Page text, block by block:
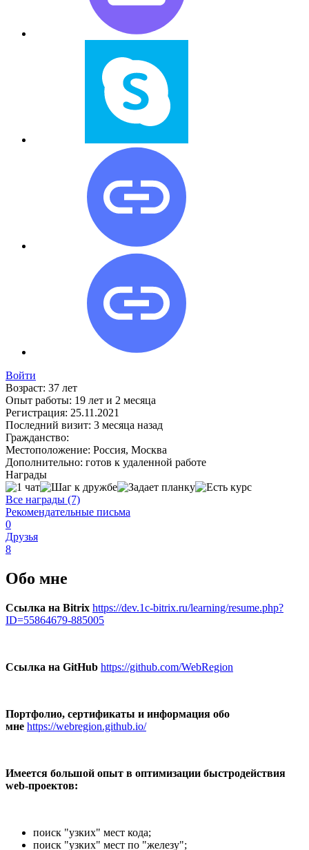
Войти
Возраст: 37 лет
Опыт работы: 19 лет и 2 месяца
Регистрация: 25.11.2021
Последний визит: 3 месяца назад
Гражданство:
Местоположение: Россия, Москва
Дополнительно: готов к удаленной работе
Награды
Все награды (7)
Рекомендательные письма
0
Друзья
8
Обо мне
Ссылка на Bitrix https://dev.1c-bitrix.ru/learning/resume.php?
ID=55864679-885005
Ссылка на GitHub https://github.com/WebRegion
Портфолио, сертификаты и информация обо
мне https://webregion.github.io/
Имеется большой опыт в оптимизации быстродействия
web-проектов:
поиск "узких" мест кода;
поиск "узких" мест по "железу";